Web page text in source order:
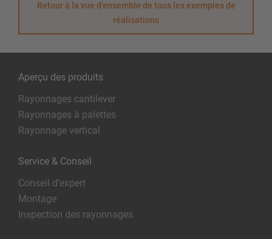
Retour à la vue d'ensemble de tous les exemples de
réalisations
Aperçu des produits
Rayonnages cantilever
Rayonnages à palettes
Rayonnage vertical
Service & Conseil
Conseil d’expert
Montage
Inspection des rayonnages